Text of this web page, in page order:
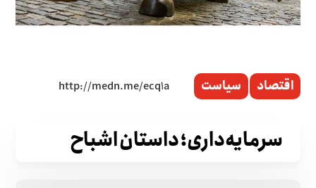
اقتصاد سیاست
سرمایه‌‌داری؛ داستان اشباح